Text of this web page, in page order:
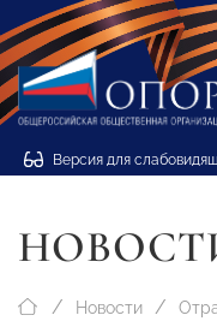
Версия для
Новости